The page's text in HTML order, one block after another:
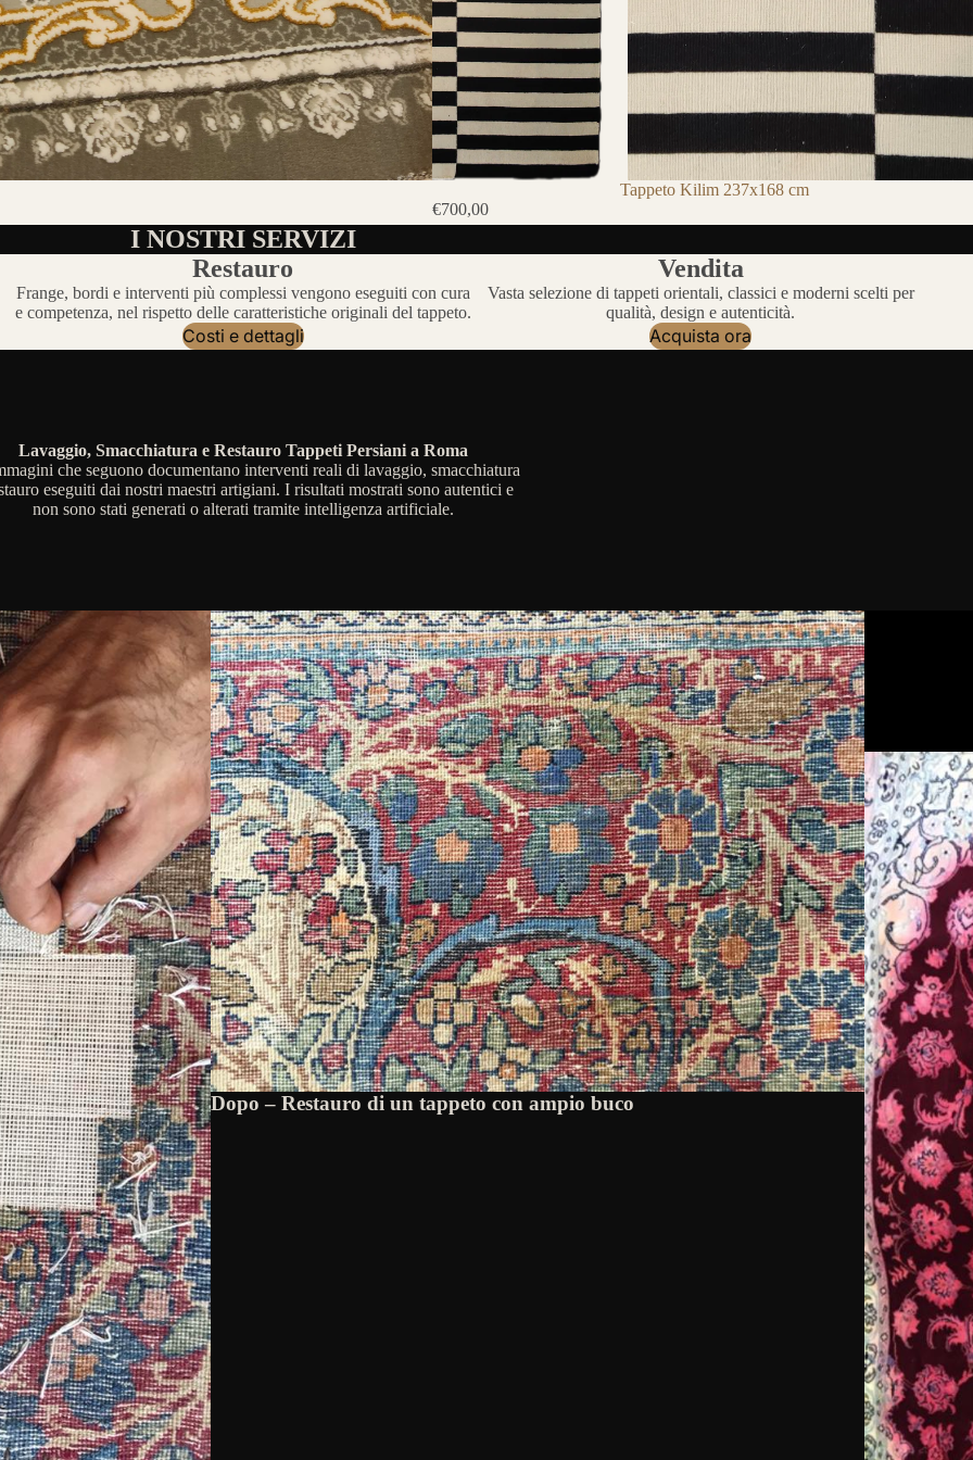
Tappeto Kilim 237x168 cm
€700,00
I NOSTRI SERVIZI
Restauro
Frange, bordi e interventi più complessi vengono eseguiti con cura
e competenza, nel rispetto delle caratteristiche originali del tappeto.
Costi e dettagli
Vendita
Vasta selezione di tappeti orientali, classici e moderni scelti per
qualità, design e autenticità.
Acquista ora
Lavaggio, Smacchiatura e Restauro Tappeti Persiani a Roma
che seguono documentano interventi reali di lavaggio, smacchiatura
eseguiti dai nostri maestri artigiani. I risultati mostrati sono autentici e
non sono stati generati o alterati tramite intelligenza artificiale.
Dopo – Restauro di un tappeto con ampio buco